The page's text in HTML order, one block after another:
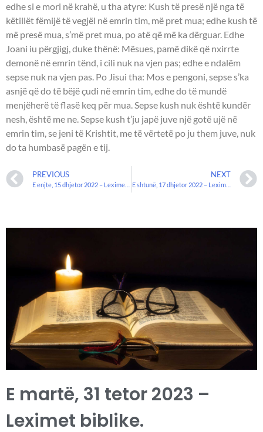
edhe si e mori në krahë, u tha atyre: Kush të presë një nga të
këtillët fëmijë të vegjël në emrin tim, më pret mua; edhe kush të
më presë mua, s’më pret mua, po atë që më ka dërguar. Edhe
Joani iu përgjigj, duke thënë: Mësues, pamë dikë që nxirrte
demonë në emrin tënd, i cili nuk na vjen pas; edhe e ndalëm
sepse nuk na vjen pas. Po Jisui tha: Mos e pengoni, sepse s’ka
asnjë që do të bëjë çudi në emrin tim, edhe do të mundë
menjëherë të flasë keq për mua. Sepse kush nuk është kundër
nesh, është me ne. Sepse kush t’ju japë juve një gotë ujë në
emrin tim, se jeni të Krishtit, me të vërtetë po ju them juve, nuk
do ta humbasë pagën e tij.
PREVIOUS NEXT
E shtunë, 17 dhjetor 2022 – Leximet biblike.
E martë, 31 tetor 2023 –
Leximet biblike.